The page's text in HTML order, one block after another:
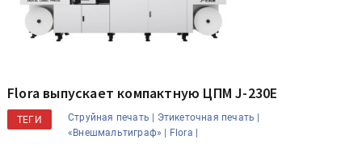
Flora выпускает компактную ЦПМ J-230E
ТЕГИ Струйная печать | Этикеточная печать |
«Внешмальтиграф» | Flora |